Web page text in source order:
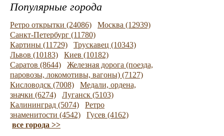
Популярные города
Ретро открытки (24086)
Москва (12939)
Санкт-Петербург (11780)
Картины (11729)
Трускавец (10343)
Львов (10183)
Киев (10182)
Саратов (8644)
Железная дорога (поезда,
паровозы, локомотивы, вагоны) (7127)
Кисловодск (7008)
Медали, ордена,
значки (6274)
Луганск (5103)
Калининград (5074)
Ретро
знаменитости (4542)
Гусев (4162)
все города >>